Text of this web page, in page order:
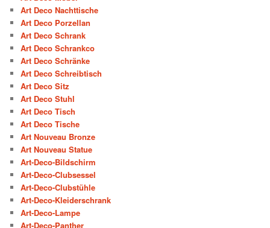
Art Deco Nachttische
Art Deco Porzellan
Art Deco Schrank
Art Deco Schrankco
Art Deco Schränke
Art Deco Schreibtisch
Art Deco Sitz
Art Deco Stuhl
Art Deco Tisch
Art Deco Tische
Art Nouveau Bronze
Art Nouveau Statue
Art-Deco-Bildschirm
Art-Deco-Clubsessel
Art-Deco-Clubstühle
Art-Deco-Kleiderschrank
Art-Deco-Lampe
Art-Deco-Panther